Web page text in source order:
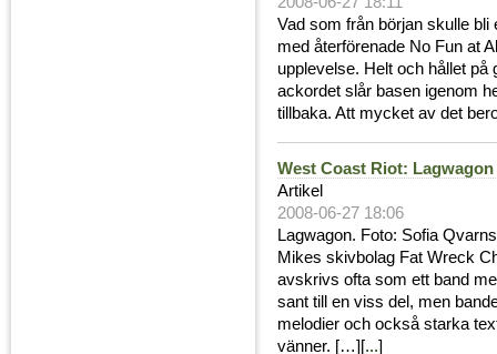
Vad som från början skulle
med återförenade No Fun at
upplevelse. Helt och hållet på
ackordet slår basen igenom
tillbaka. Att mycket av det
West Coast Riot:
Artikel
2008-06-27 18:06
Lagwagon. Foto: Sofia
Mikes skivbolag Fat Wreck
avskrivs ofta som ett band
sant till en viss del, men
melodier och också starka
vänner. […][...]